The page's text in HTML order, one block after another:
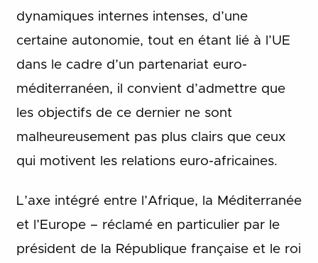
dynamiques internes intenses, d’une
certaine autonomie, tout en étant lié à l’UE
dans le cadre d’un partenariat euro-
méditerranéen, il convient d’admettre que
les objectifs de ce dernier ne sont
malheureusement pas plus clairs que ceux
qui motivent les relations euro-africaines.
L’axe intégré entre l’Afrique, la Méditerranée
et l’Europe – réclamé en particulier par le
président de la République française et le roi